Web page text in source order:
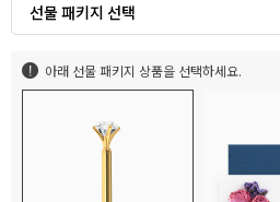
선물 패키지 선택
아래 선물 패키지 상품을 선택하세요.